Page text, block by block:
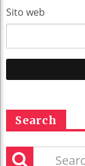
Sito web
Search